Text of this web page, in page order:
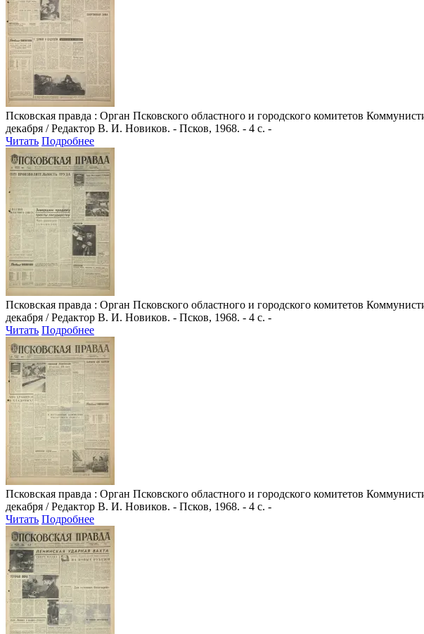
Псковская правда : Орган Псковского областного и городского комитетов
декабря / Редактор В. И. Новиков. - Псков, 1968. - 4 с. -
Читать Подробнее
Псковская правда : Орган Псковского областного и городского комитетов
декабря / Редактор В. И. Новиков. - Псков, 1968. - 4 с. -
Читать Подробнее
Псковская правда : Орган Псковского областного и городского комитетов
декабря / Редактор В. И. Новиков. - Псков, 1968. - 4 с. -
Читать Подробнее